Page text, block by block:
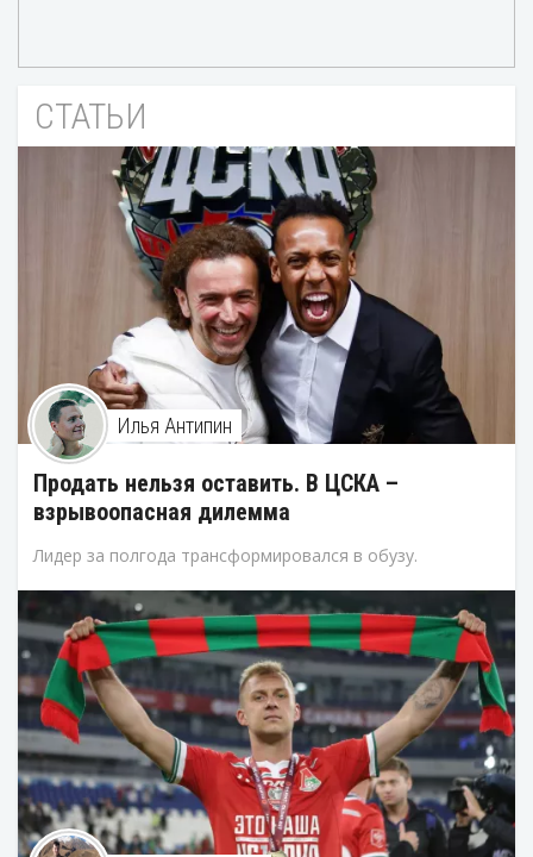
СТАТЬИ
Илья Антипин
Продать нельзя оставить. В ЦСКА –
взрывоопасная дилемма
Лидер за полгода трансформировался в обузу.